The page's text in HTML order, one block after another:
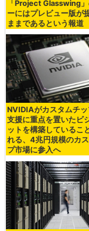
「Project Glasswing
ーにはプレビュー版が
ままであるという報道
NVIDIAがカスタムチ
支援に重点を置いたビ
ットを構築しているこ
れる、4兆円規模のカ
プ市場に参入へ